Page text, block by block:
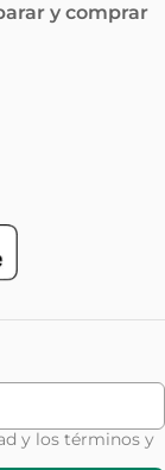
y comprar
y los términos y